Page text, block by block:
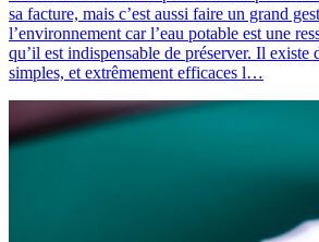
sa facture, mais c’est aussi faire un grand
l’environnement car l’eau potable est une
qu’il est indispensable de préserver. Il existe
simples, et extrêmement efficaces l…